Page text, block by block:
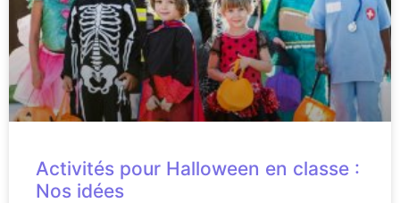
Activités pour Halloween en classe :
Nos idées